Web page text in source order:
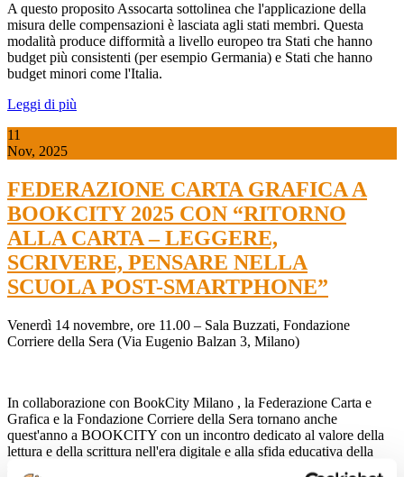
A questo proposito Assocarta sottolinea che l'applicazione della
misura delle compensazioni è lasciata agli stati membri. Questa
modalità produce difformità a livello europeo tra Stati che hanno
budget più consistenti (per esempio Germania) e Stati che hanno
budget minori come l'Italia.
Leggi di più
11
Nov, 2025
FEDERAZIONE CARTA GRAFICA A
BOOKCITY 2025 CON “RITORNO
ALLA CARTA – LEGGERE,
SCRIVERE, PENSARE NELLA
SCUOLA POST-SMARTPHONE”
Venerdì 14 novembre, ore 11.00 – Sala Buzzati, Fondazione
Corriere della Sera (Via Eugenio Balzan 3, Milano)
In collaborazione con BookCity Milano , la Federazione Carta e
Grafica e la Fondazione Corriere della Sera tornano anche
quest'anno a BOOKCITY con un incontro dedicato al valore della
lettura e della scrittura nell'era digitale e alla sfida educativa della